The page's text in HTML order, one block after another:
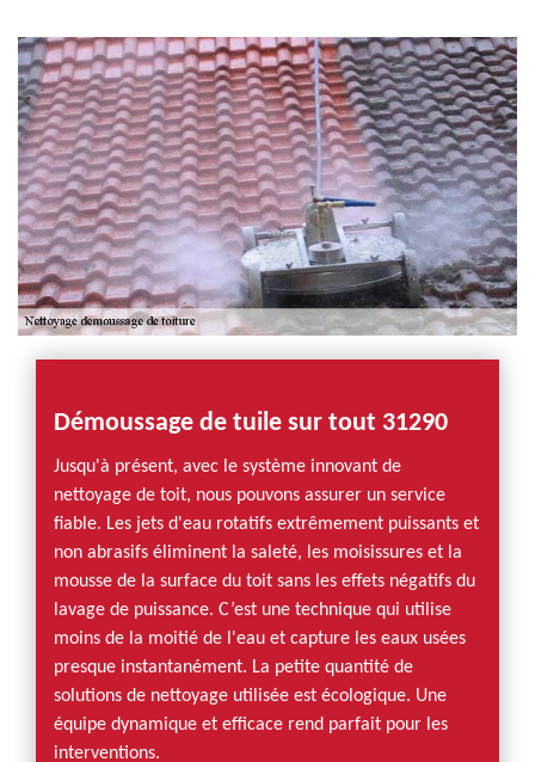
Démoussage de tuile sur tout 31290
Jusqu'à présent, avec le système innovant de
nettoyage de toit, nous pouvons assurer un service
fiable. Les jets d'eau rotatifs extrêmement puissants et
non abrasifs éliminent la saleté, les moisissures et la
mousse de la surface du toit sans les effets négatifs du
lavage de puissance. C’est une technique qui utilise
moins de la moitié de l'eau et capture les eaux usées
presque instantanément. La petite quantité de
solutions de nettoyage utilisée est écologique. Une
équipe dynamique et efficace rend parfait pour les
interventions.